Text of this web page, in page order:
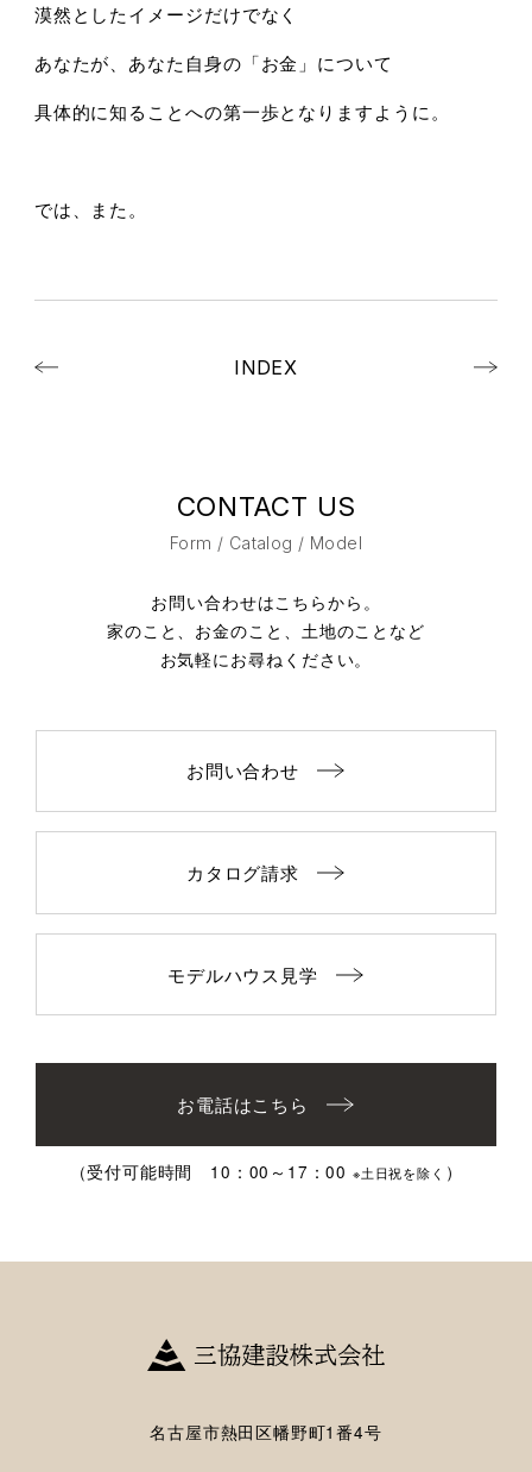
漠然としたイメージだけでなく
あなたが、あなた自身の「お金」について
具体的に知ることへの第一歩となりますように。
では、また。
INDEX
CONTACT US
Form / Catalog / Model
お問い合わせはこちらから。
家のこと、お金のこと、土地のことなど
お気軽にお尋ねください。
お問い合わせ
カタログ請求
モデルハウス見学
お電話はこちら
（受付可能時間 10：00～17：00 ※土日祝を除く ）
名古屋市熱田区幡野町1番4号